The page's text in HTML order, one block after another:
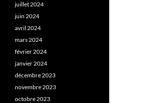
juillet 2024
juin 2024
avril 2024
mars 2024
février 2024
janvier 2024
décembre 2023
novembre 2023
octobre 2023